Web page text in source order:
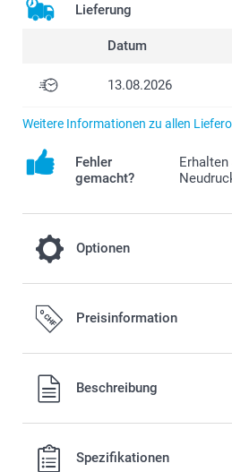
Lieferung
Datum
13.08.2026
Weitere Informationen zu allen
Fehler
gemacht?
Optionen
Farbeffekt
0.00 CHF
Schwarz-Weiss
Sepia
Preisinformation
Alle Preise verstehen sich in
MwSt. und zzgl. Versandkosten.
Beschreibung
Spezifikationen